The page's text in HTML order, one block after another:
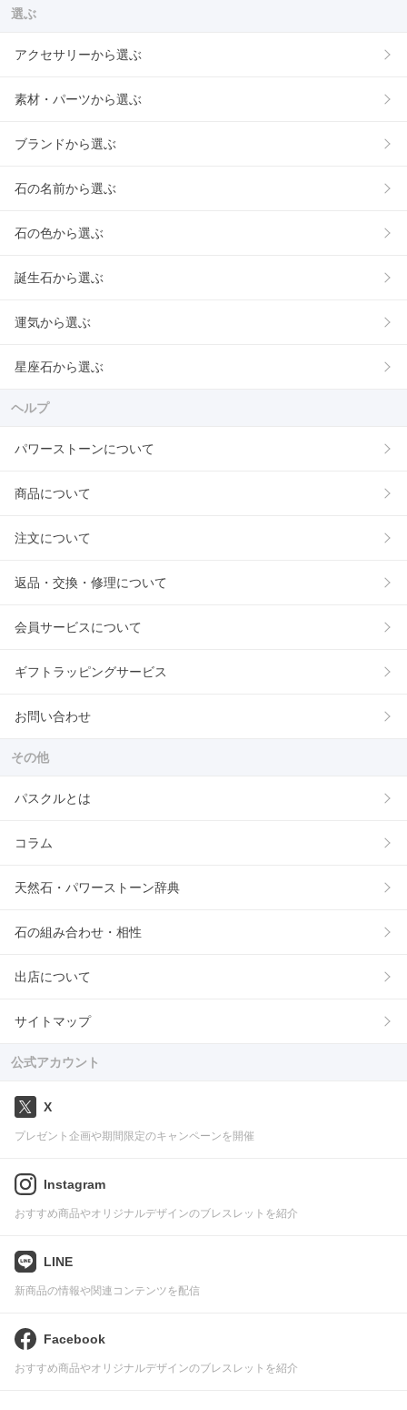
選ぶ
アクセサリーから選ぶ
素材・パーツから選ぶ
ブランドから選ぶ
石の名前から選ぶ
石の色から選ぶ
誕生石から選ぶ
運気から選ぶ
星座石から選ぶ
ヘルプ
パワーストーンについて
商品について
注文について
返品・交換・修理について
会員サービスについて
ギフトラッピングサービス
お問い合わせ
その他
パスクルとは
コラム
天然石・パワーストーン辞典
石の組み合わせ・相性
出店について
サイトマップ
公式アカウント
X
プレゼント企画や期間限定のキャンペーンを開催
Instagram
おすすめ商品やオリジナルデザインのブレスレットを紹介
LINE
新商品の情報や関連コンテンツを配信
Facebook
おすすめ商品やオリジナルデザインのブレスレットを紹介